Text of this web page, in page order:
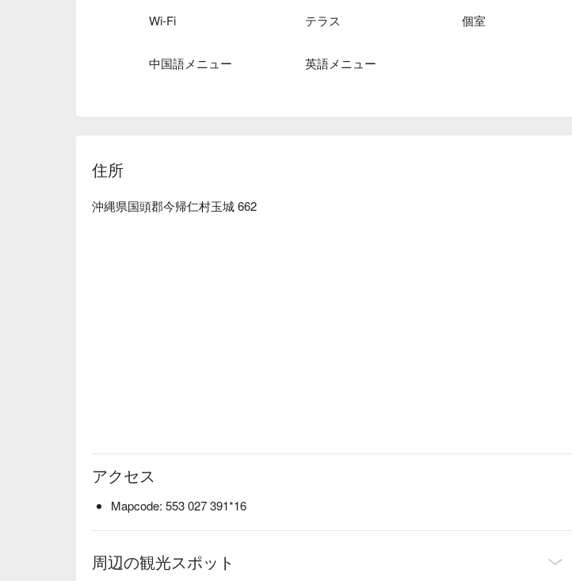
は「やんばる国立公園」として世界自然遺産にも登録されました。やんばるの森は、自然の
に、心に残る特別な体験を提供してくれるでしょう。
Wi-Fi テラス 個室
中国語メニュー 英語メニュー
住所
沖縄県国頭郡今帰仁村玉城 662
アクセス
Mapcode: 553 027 391*16
周辺の観光スポット